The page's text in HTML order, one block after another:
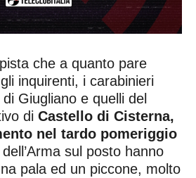
che a quanto pare
inquirenti, i carabinieri
Giugliano e quelli del
di Castello di Cisterna,
nel tardo pomeriggio
sul posto hanno
pala ed un piccone, molto